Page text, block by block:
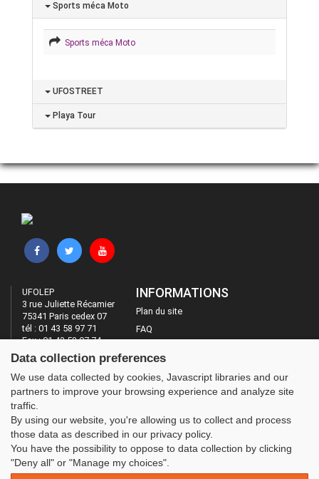
Sports méca Moto
Sports méca Moto
UFOSTREET
Playa Tour
UFOLEP
3 rue Juliette Récamier
75341 Paris cedex 07
tél : 01 43 58 97 71
Fax : 01 43 58 97 74
INFORMATIONS
Plan du site
FAQ
Administration
LES SITES DE L'UFOLEP
Guide Asso
Communication Asso
Inscriptions évènements
Data collection preferences
We use data collected by cookies, Javascript libraries and our
partners to improve your browsing experience and analyze site
traffic.
By using our website, you're allowing us to collect and process
those data as described in our privacy policy.
You have the possibility to oppose to data collection by clicking
"Deny all" or "Manage my choices".